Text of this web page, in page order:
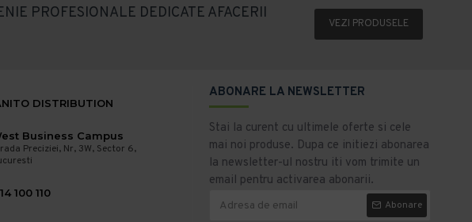
PROFESIONALE DEDICATE AFACERII
VEZI PRODUSELE
DISTRIBUTION
Business Campus
Preciziei, Nr, 3W, Sector 6,
100 110
ABONARE LA NEWSLETTER
Stai la curent cu ultimele oferte si cele
mai noi produse. Dupa ce initiezi abonarea
la newsletter-ul nostru iti vom trimite un
email pentru activarea abonarii.
Abonare